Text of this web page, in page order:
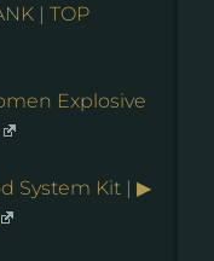
| TOP
Explosive
System Kit | ▶